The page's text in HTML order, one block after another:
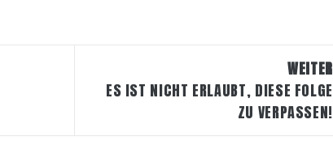
WEITER
ES IST NICHT ERLAUBT, DIESE FOLGE
ZU VERPASSEN!